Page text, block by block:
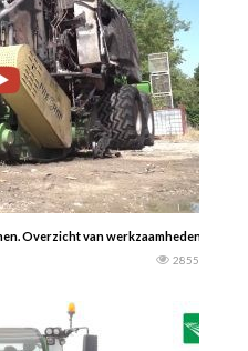
Overzicht van werkzaamheden zoals
2855